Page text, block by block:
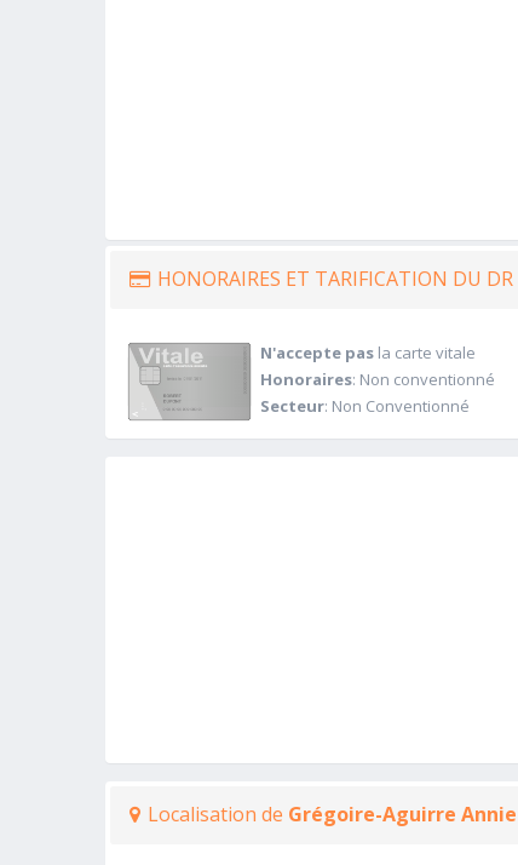
HONORAIRES ET TARIFICATION DU DR
N'accepte pasla carte vitale
Honoraires: Non conventionné
Secteur: Non Conventionné
Localisation de Grégoire-Aguirre Annie